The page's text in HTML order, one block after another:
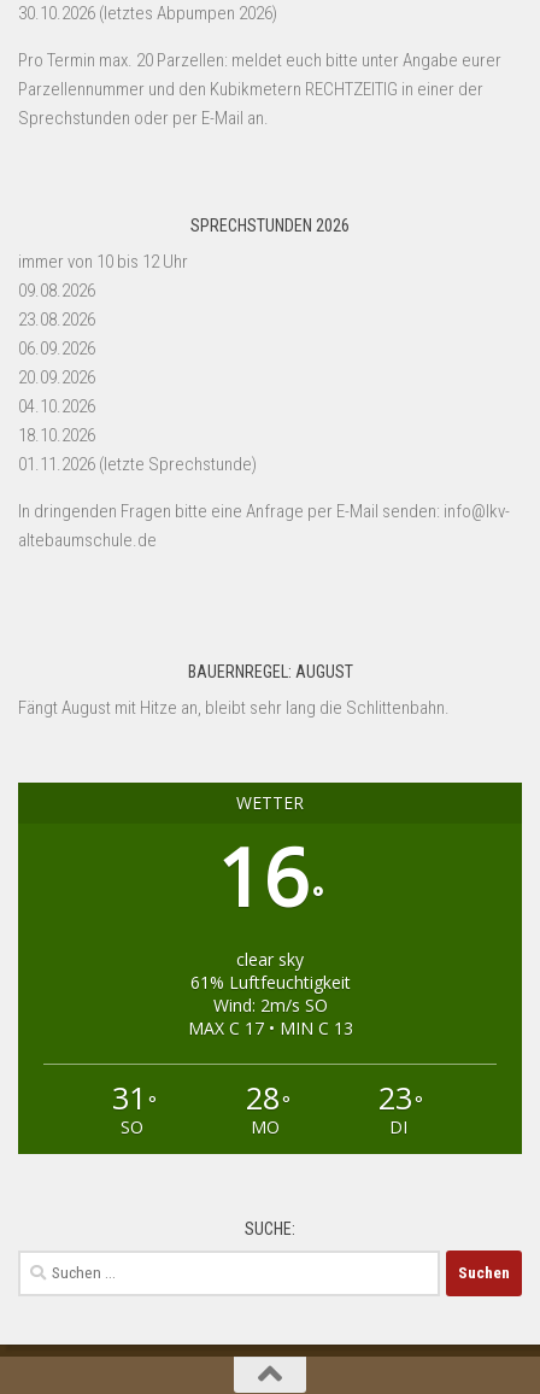
30.10.2026 (letztes Abpumpen 2026)
Pro Termin max. 20 Parzellen: meldet euch bitte unter Angabe eurer
Parzellennummer und den Kubikmetern RECHTZEITIG in einer der
Sprechstunden oder per E-Mail an.
SPRECHSTUNDEN 2026
immer von 10 bis 12 Uhr
09.08.2026
23.08.2026
06.09.2026
20.09.2026
04.10.2026
18.10.2026
01.11.2026 (letzte Sprechstunde)
In dringenden Fragen bitte eine Anfrage per E-Mail senden: info@lkv-
altebaumschule.de
BAUERNREGEL: AUGUST
Fängt August mit Hitze an, bleibt sehr lang die Schlittenbahn.
WETTER
16°
clear sky
61% Luftfeuchtigkeit
Wind: 2m/s SO
MAX C 17 • MIN C 13
31 °
SO
28°
MO
23°
DI
SUCHE:
Suchen
nach: